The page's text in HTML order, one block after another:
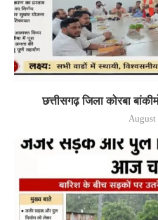
छत्तीसगढ़ जिला कोरबा
August